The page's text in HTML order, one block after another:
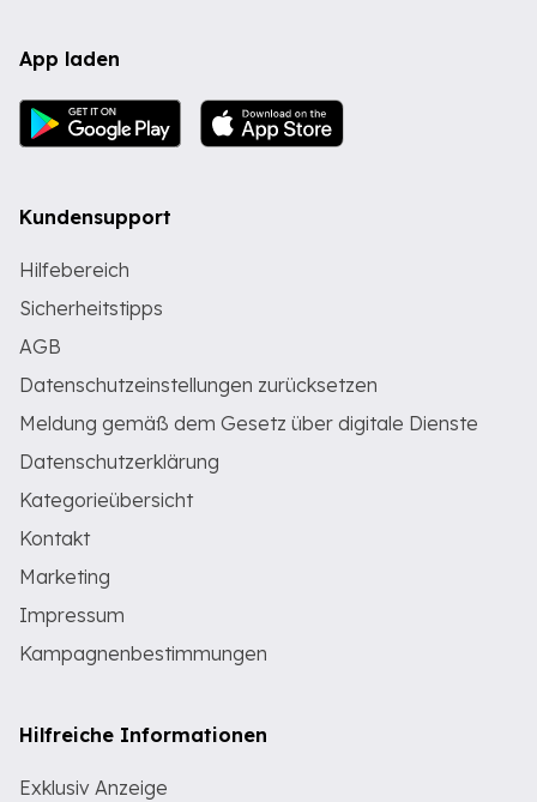
App laden
Kundensupport
Hilfebereich
Sicherheitstipps
AGB
Datenschutzeinstellungen zurücksetzen
Meldung gemäß dem Gesetz über digitale Dienste
Datenschutzerklärung
Kategorieübersicht
Kontakt
Marketing
Impressum
Kampagnenbestimmungen
Hilfreiche Informationen
Exklusiv Anzeige